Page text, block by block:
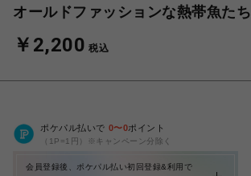
オールドファッションな熱帯魚たち
￥2,200 税込
ポケパル払いで 0〜0ポイント
（1P=1円）※キャンペーン分除く
会員登録後、ポケパル払い初回登録&利用で